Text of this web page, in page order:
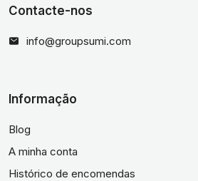
Contacte-nos
info@groupsumi.com
Informação
Blog
A minha conta
Histórico de encomendas